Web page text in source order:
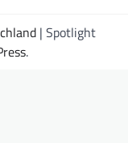
| Spotlight
.